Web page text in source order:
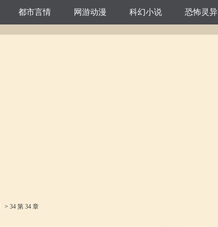
都市言情 网游动漫 科幻小说 恐怖灵异
> 34 第 34 章